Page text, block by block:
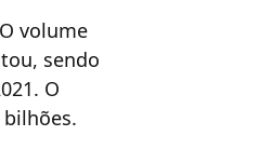
volume
sendo
O